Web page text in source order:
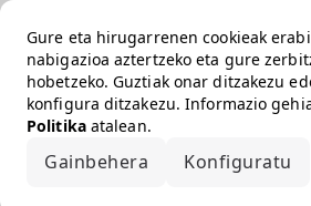
Gure eta hirugarrenen cookieak
nabigazioa aztertzeko eta gure
hobetzeko. Guztiak onar ditzakezu
konfigura ditzakezu. Informazio
Politika atalean.
Gainbehera Konfiguratu